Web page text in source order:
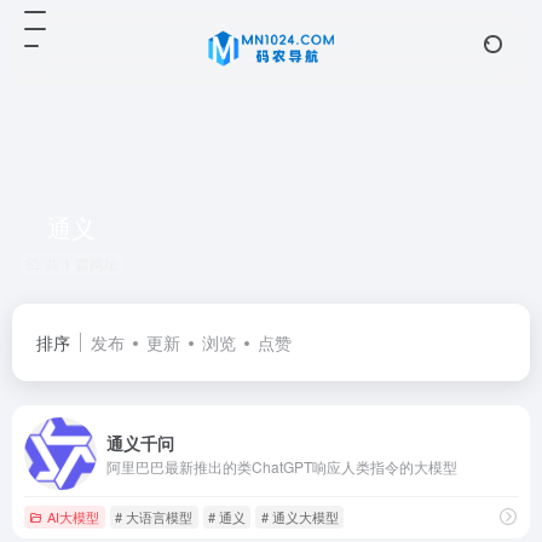
排序 发布 更新 浏览 点赞
通义千问
阿里巴巴最新推出的类ChatGPT响应人类指令的大模型
AI大模型 # 大语言模型 # 通义 # 通义大模型